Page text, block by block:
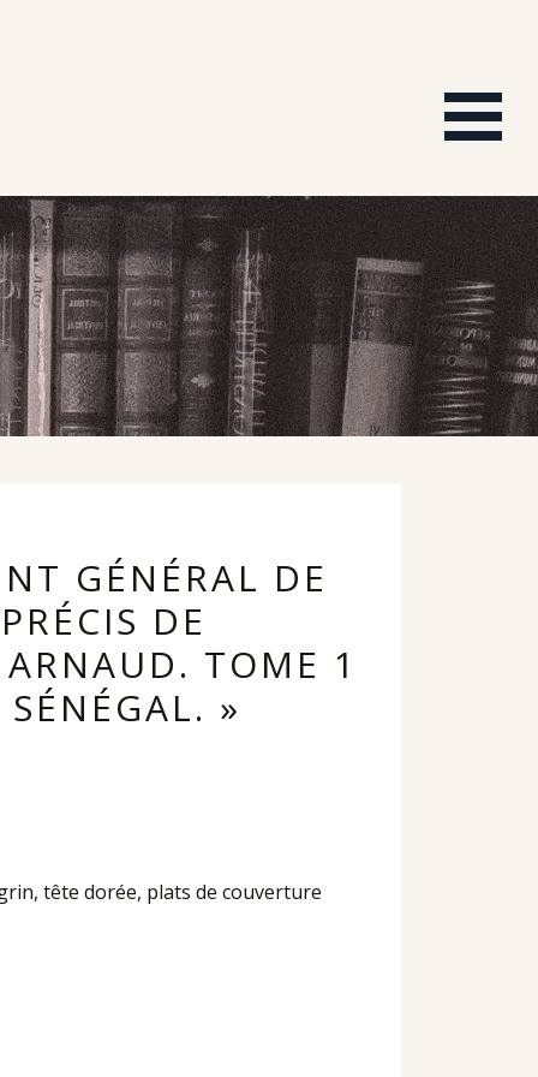
GÉNÉRAL DE
DE
TOME 1
»
tête dorée, plats de couverture